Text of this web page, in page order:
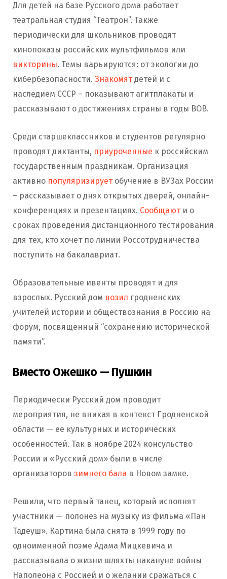
Для детей на базе Русского дома работает
театральная студия “Театрон”. Также
периодически для школьников проводят
кинопоказы российских мультфильмов или
викторины. Темы варьируются: от экологии до
кибербезопасности. Знакомятдетей и с
наследием СССР – показывают агитплакаты и
рассказывают о достижениях страны в годы ВОВ.
Среди старшеклассников и студентов регулярно
проводят диктанты, приуроченные к российским
государственным праздникам. Организация
активно популяризируетобучение в ВУЗах России
– рассказывает о днях открытых дверей, онлайн-
конференциях и презентациях. Сообщаюти о
сроках проведения дистанционного тестирования
для тех, кто хочет по линии Россотрудничества
поступить на бакалавриат.
Образовательные ивенты проводят и для
взрослых. Русский дом возил гродненских
учителей истории и обществознания в Россию на
форум, посвященный “сохранению исторической
памяти”.
Вместо Ожешко — Пушкин
Периодически Русский дом проводит
мероприятия, не вникая в контекст Гродненской
области — ее культурных и исторических
особенностей. Так в ноябре 2024 консульство
России и «Русский дом» были в числе
организаторов зимнего бала в Новом замке.
Решили, что первый танец, который исполнят
участники — полонез на музыку из фильма «Пан
Тадеуш». Картина была снята в 1999 году по
одноименной поэме Адама Мицкевича и
рассказывала о жизни шляхты накануне войны
Наполеона с Россией и о желании сражаться с